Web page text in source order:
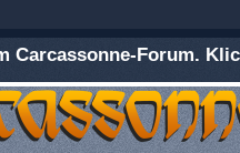
Carcassonne-Forum.